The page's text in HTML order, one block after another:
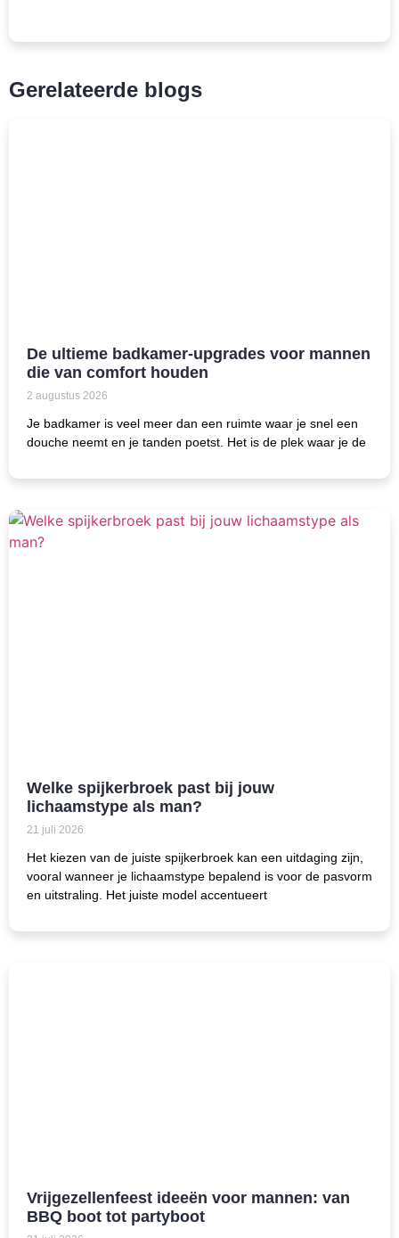
Gerelateerde blogs
De ultieme badkamer-upgrades voor mannen
die van comfort houden
2 augustus 2026
Je badkamer is veel meer dan een ruimte waar je snel een
douche neemt en je tanden poetst. Het is de plek waar je de
Welke spijkerbroek past bij jouw
lichaamstype als man?
21 juli 2026
Het kiezen van de juiste spijkerbroek kan een uitdaging zijn,
vooral wanneer je lichaamstype bepalend is voor de pasvorm
en uitstraling. Het juiste model accentueert
Vrijgezellenfeest ideeën voor mannen: van
BBQ boot tot partyboot